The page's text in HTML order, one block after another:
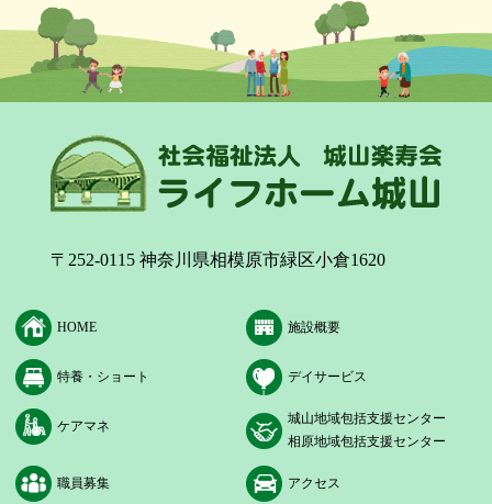
〒252-0115 神奈川県相模原市緑区小倉1620
HOME 施設概要
特養・ショート デイサービス
ケアマネ
城山地域包括支援センター
相原地域包括支援センター
職員募集 アクセス